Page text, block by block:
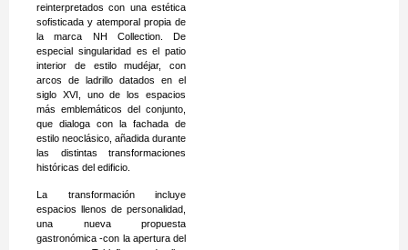
reinterpretados con una estética
sofisticada y atemporal propia de
la marca NH Collection. De
especial singularidad es el patio
interior de estilo mudéjar, con
arcos de ladrillo datados en el
siglo XVI, uno de los espacios
más emblemáticos del conjunto,
que dialoga con la fachada de
estilo neoclásico, añadida durante
las distintas transformaciones
históricas del edificio.
La transformación incluye
espacios llenos de personalidad,
una nueva propuesta
gastronómica -con la apertura del